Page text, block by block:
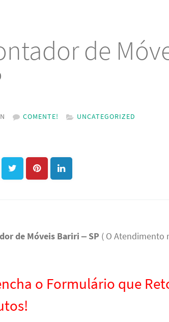
de
COMENTE! UNCATEGORIZED
de Móveis Bariri – SP ( O Atendimento
o Formulário que